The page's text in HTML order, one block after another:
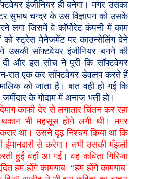
इंजीनियर ही बनेगा। मगर उसका
सुभाष चन्द्र के उस विज्ञापन को उसके
लगा जिसमें वे कॉर्पोरेट कंपनी में काम
को स्ट्रेस मेनेजमेंट पर काउन्सेलिंग देने
सॉफ्टवेयर इंजीनियर बनने की
और इस सोच ने पूरी कि सॉफ्टवेयर
रात एक कर सॉफ्टवेयर डेवलप करते हैं
को जाता है। बात वही हो गई कि
के गोदाम में अनाज भर्ती हो।
काफी देर से लगातार चिंतन कर रहा
भी महसूस होने लगी थी। मगर
था। उसने दृढ़ निश्चय किया था कि
ईमानदारी से करेगा। तभी उसकी मँझली
हुई वहाँ आ गई। वह कविता गिरिजा
हम होंगे कामयाब “हम होंगे कामयाब